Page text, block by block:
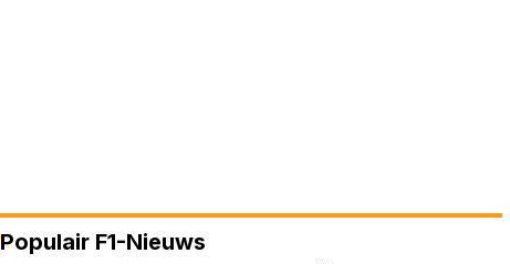
Populair F1-Nieuws